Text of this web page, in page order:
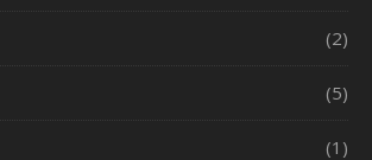
(2)
(5)
(1)